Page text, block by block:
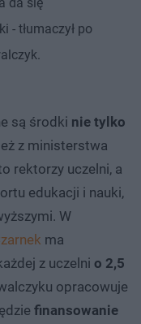
- tłumaczył po
są środki nie tylko
z ministerstwa
rektorzy uczelni, a
edukacji i nauki,
W
ma
z uczelni o 2,5
opracowuje
finansowanie